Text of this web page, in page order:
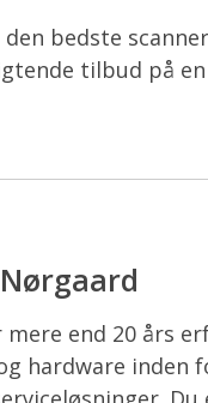
bedste
tilbud på
mere end 20 års
hardware inden